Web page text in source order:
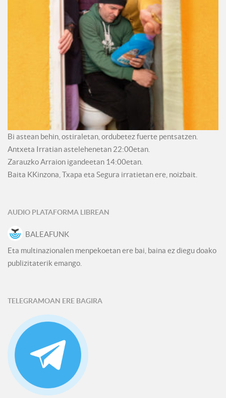
Bi astean behin, ostiraletan, ordubetez fuerte pentsatzen.
Antxeta Irratian astelehenetan 22:00etan.
Zarauzko Arraion igandeetan 14:00etan.
Baita KKinzona, Txapa eta Segura irratietan ere, noizbait.
AUDIO PLATAFORMA LIBREAN
BALEAFUNK
Eta multinazionalen menpekoetan ere bai, baina ez diegu doako
publizitaterik emango.
TELEGRAMOAN ERE BAGIRA